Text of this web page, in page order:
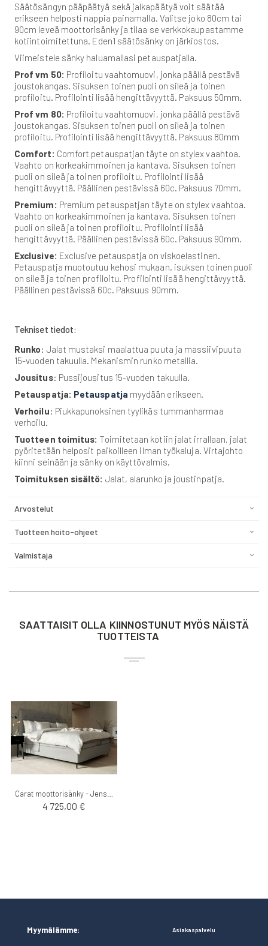
Säätösängyn pääpäätyä sekä jalkapäätyä voit säätää
erikseen helposti nappia painamalla. Valitse joko 80cm tai
90cm leveä moottorisänky ja tilaa se verkkokaupastamme
kotiintoimitettuna. Eden1 säätösänky on järkiostos.
Viimeistele sänky haluamallasi petauspatjalla.
Prof vm 50: Profiloitu vaahtomuovi, jonka päällä pestävä
joustokangas. Sisuksen toinen puoli on sileä ja toinen
profiloitu. Profilointi lisää hengittävyyttä. Paksuus 50mm.
Prof vm 80: Profiloitu vaahtomuovi, jonka päällä pestävä
joustokangas. Sisuksen toinen puoli on sileä ja toinen
profiloitu. Profilointi lisää hengittävyyttä. Paksuus 80mm
Comfort: Comfort petauspatjan täyte on stylex vaahtoa.
Vaahto on korkeakimmoinen ja kantava. Sisuksen toinen
puoli on sileä ja toinen profiloitu. Profilointi lisää
hengittävyyttä. Päällinen pestävissä 60c. Paksuus 70mm.
Premium: Premium petauspatjan täyte on stylex vaahtoa.
Vaahto on korkeakimmoinen ja kantava. Sisuksen toinen
puoli on sileä ja toinen profiloitu. Profilointi lisää
hengittävyyttä. Päällinen pestävissä 60c. Paksuus 90mm.
Exclusive: Exclusive petauspatja on viskoelastinen.
Petauspatja muotoutuu kehosi mukaan. isuksen toinen puoli
on sileä ja toinen profiloitu. Profilointi lisää hengittävyyttä.
Päällinen pestävissä 60c. Paksuus 90mm.
Tekniset tiedot:
Runko: Jalat mustaksi maalattua puuta ja massiivipuuta
15-vuoden takuulla. Mekanismin runko metallia.
Jousitus: Pussijousitus 15-vuoden takuulla.
Petauspatja: Petauspatja myydään erikseen.
Verhoilu: Piukkapunoksinen tyylikäs tummanharmaa
verhoilu.
Tuotteen toimitus: Toimitetaan kotiin jalat irrallaan, jalat
pyöritetään helposit paikoilleen ilman työkaluja. Virtajohto
kiinni seinään ja sänky on käyttövalmis.
Toimituksen sisältö: Jalat, alarunko ja joustinpatja.
Arvostelut
Tuotteen hoito-ohjeet
Valmistaja
SAATTAISIT OLLA KIINNOSTUNUT MYÖS NÄISTÄ
TUOTTEISTA
4 725,00 €
Myymälämme: Asiakaspalvelu